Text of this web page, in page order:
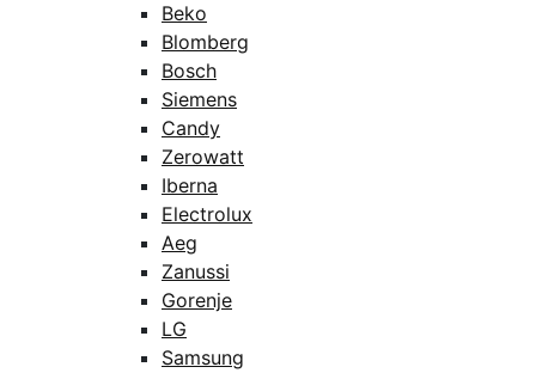
Beko
Blomberg
Bosch
Siemens
Candy
Zerowatt
Iberna
Electrolux
Aeg
Zanussi
Gorenje
LG
Samsung